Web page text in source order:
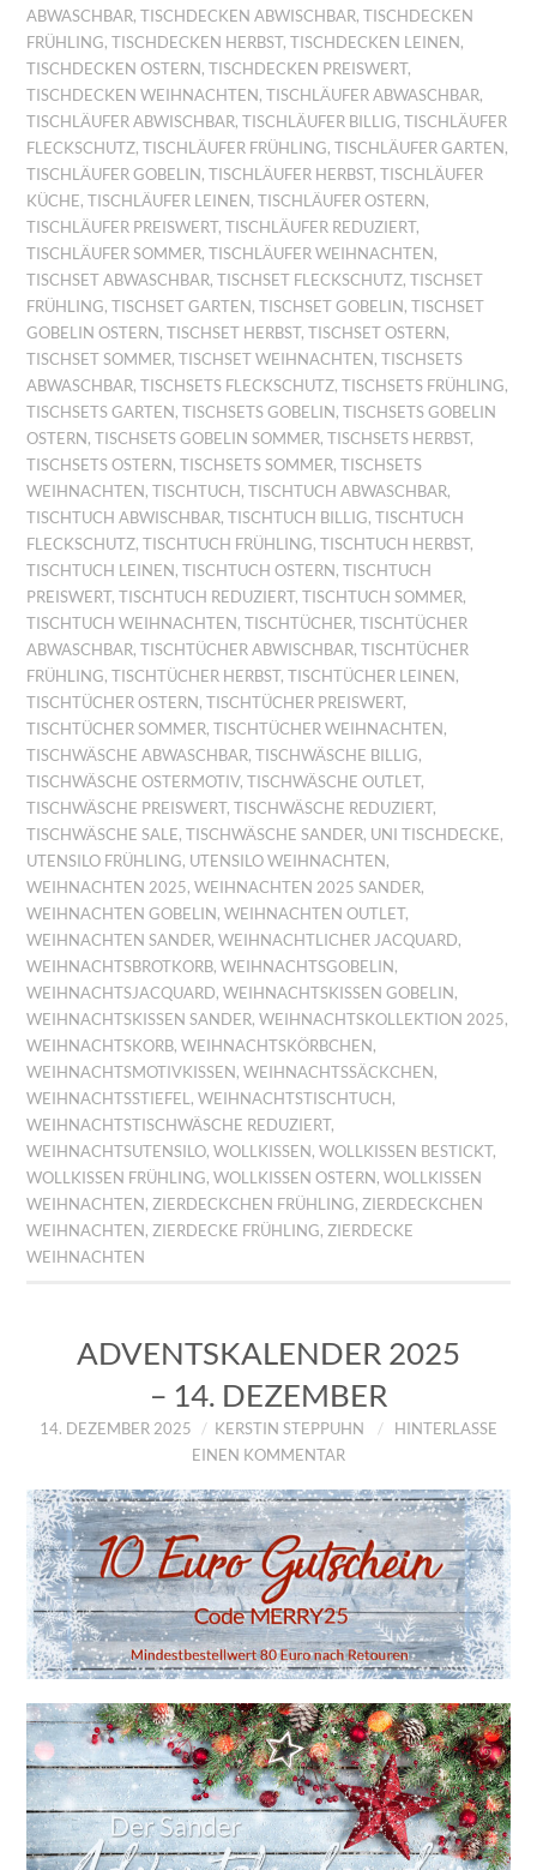
ABWASCHBAR,TISCHDECKEN ABWISCHBAR,TISCHDECKEN
FRÜHLING,TISCHDECKEN HERBST,TISCHDECKEN LEINEN,
TISCHDECKEN OSTERN,TISCHDECKEN PREISWERT,
TISCHDECKEN WEIHNACHTEN,TISCHLÄUFER ABWASCHBAR,
TISCHLÄUFER ABWISCHBAR,TISCHLÄUFER BILLIG,TISCHLÄUFER
FLECKSCHUTZ,TISCHLÄUFER FRÜHLING,TISCHLÄUFER GARTEN,
TISCHLÄUFER GOBELIN,TISCHLÄUFER HERBST,TISCHLÄUFER
KÜCHE,TISCHLÄUFER LEINEN,TISCHLÄUFER OSTERN,
TISCHLÄUFER PREISWERT,TISCHLÄUFER REDUZIERT,
TISCHLÄUFER SOMMER,TISCHLÄUFER WEIHNACHTEN,
TISCHSET ABWASCHBAR,TISCHSET FLECKSCHUTZ,TISCHSET
FRÜHLING,TISCHSET GARTEN,TISCHSET GOBELIN,TISCHSET
GOBELIN OSTERN,TISCHSET HERBST,TISCHSET OSTERN,
TISCHSET SOMMER,TISCHSET WEIHNACHTEN,TISCHSETS
ABWASCHBAR,TISCHSETS FLECKSCHUTZ,TISCHSETS FRÜHLING,
TISCHSETS GARTEN,TISCHSETS GOBELIN,TISCHSETS GOBELIN
OSTERN,TISCHSETS GOBELIN SOMMER,TISCHSETS HERBST,
TISCHSETS OSTERN,TISCHSETS SOMMER,TISCHSETS
WEIHNACHTEN,TISCHTUCH,TISCHTUCH ABWASCHBAR,
TISCHTUCH ABWISCHBAR,TISCHTUCH BILLIG,TISCHTUCH
FLECKSCHUTZ,TISCHTUCH FRÜHLING,TISCHTUCH HERBST,
TISCHTUCH LEINEN,TISCHTUCH OSTERN,TISCHTUCH
PREISWERT,TISCHTUCH REDUZIERT,TISCHTUCH SOMMER,
TISCHTUCH WEIHNACHTEN,TISCHTÜCHER,TISCHTÜCHER
ABWASCHBAR,TISCHTÜCHER ABWISCHBAR,TISCHTÜCHER
FRÜHLING,TISCHTÜCHER HERBST,TISCHTÜCHER LEINEN,
TISCHTÜCHER OSTERN,TISCHTÜCHER PREISWERT,
TISCHTÜCHER SOMMER,TISCHTÜCHER WEIHNACHTEN,
TISCHWÄSCHE ABWASCHBAR,TISCHWÄSCHE BILLIG,
TISCHWÄSCHE OSTERMOTIV,TISCHWÄSCHE OUTLET,
TISCHWÄSCHE PREISWERT,TISCHWÄSCHE REDUZIERT,
TISCHWÄSCHE SALE,TISCHWÄSCHE SANDER, UNI TISCHDECKE,
UTENSILO FRÜHLING, UTENSILO WEIHNACHTEN,
WEIHNACHTEN 2025,WEIHNACHTEN 2025 SANDER,
WEIHNACHTEN GOBELIN,WEIHNACHTEN OUTLET,
WEIHNACHTEN SANDER,WEIHNACHTLICHER JACQUARD,
WEIHNACHTSBROTKORB,WEIHNACHTSGOBELIN,
WEIHNACHTSJACQUARD,WEIHNACHTSKISSEN GOBELIN,
WEIHNACHTSKISSEN SANDER,WEIHNACHTSKOLLEKTION 2025,
WEIHNACHTSKORB,WEIHNACHTSKÖRBCHEN,
WEIHNACHTSMOTIVKISSEN,WEIHNACHTSSÄCKCHEN,
WEIHNACHTSSTIEFEL ,WEIHNACHTSTISCHTUCH,
WEIHNACHTSTISCHWÄSCHE REDUZIERT,
WEIHNACHTSUTENSILO,WOLLKISSEN,WOLLKISSEN BESTICKT,
WOLLKISSEN FRÜHLING,WOLLKISSEN OSTERN,WOLLKISSEN
WEIHNACHTEN, ZIERDECKCHEN FRÜHLING, ZIERDECKCHEN
WEIHNACHTEN, ZIERDECKE FRÜHLING, ZIERDECKE
WEIHNACHTEN
ADVENTSKALENDER 2025
– 14. DEZEMBER
14. DEZEMBER 2025 KERSTIN STEPPUHN
HINTERLASSE
EINEN KOMMENTAR